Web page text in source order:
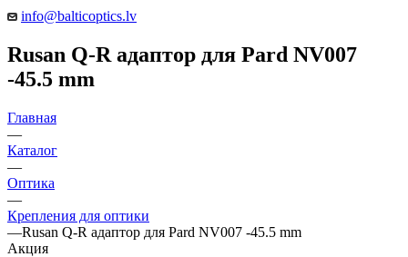
info@balticoptics.lv
Rusan Q-R адаптор для Pard NV007
-45.5 mm
Главная
—
Каталог
—
Оптика
—
Крепления для оптики
—Rusan Q-R адаптор для Pard NV007 -45.5 mm
Акция